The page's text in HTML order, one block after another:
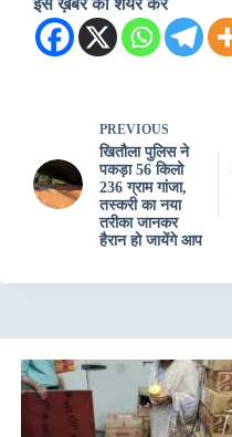
इस ख़बर को शेयर करें
PREVIOUS
खितौला पुलिस ने
पकड़ा 56 किलो
236 ग्राम गांजा,
तस्करी का नया
तरीका जानकर
हैरान हो जायेंगे आप